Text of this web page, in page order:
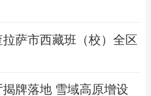
萨市西藏班（校）全区
牌落地 雪域高原增设